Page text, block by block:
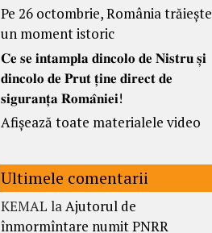
Pe 26 octombrie, România trăiește
un moment istoric
𝐂𝐞 𝐬𝐞 𝐢𝐧𝐭𝐚𝐦𝐩𝐥𝐚 𝐝𝐢𝐧𝐜𝐨𝐥𝐨 𝐝𝐞 𝐍𝐢𝐬𝐭𝐫𝐮 𝐬̦𝐢
𝐝𝐢𝐧𝐜𝐨𝐥𝐨 𝐝𝐞 𝐏𝐫𝐮𝐭 𝐭̦𝐢𝐧𝐞 𝐝𝐢𝐫𝐞𝐜𝐭 𝐝𝐞
𝐬𝐢𝐠𝐮𝐫𝐚𝐧𝐭̦𝐚 𝐑𝐨𝐦𝐚̂𝐧𝐢𝐞𝐢!
Afișează toate materialele video
Ultimele comentarii
KEMAL laAjutorul de
înmormîntare numit PNRR